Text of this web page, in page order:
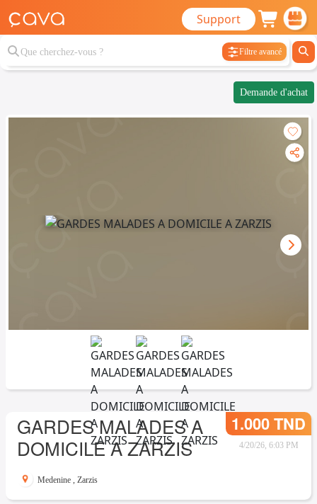
Support
Filtre avancé
Demande d'achat
GARDES MALADES A
DOMICILE A ZARZIS
1.000 TND
4/20/26, 6:03 PM
Medenine , Zarzis